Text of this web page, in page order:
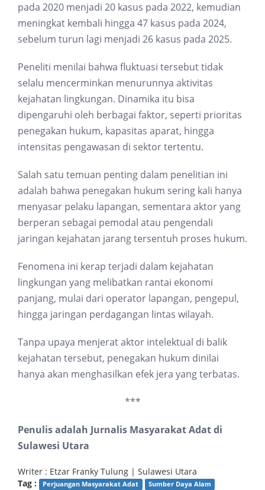
pada 2020 menjadi 20 kasus pada 2022, kemudian
meningkat kembali hingga 47 kasus pada 2024,
sebelum turun lagi menjadi 26 kasus pada 2025.
Peneliti menilai bahwa fluktuasi tersebut tidak
selalu mencerminkan menurunnya aktivitas
kejahatan lingkungan. Dinamika itu bisa
dipengaruhi oleh berbagai faktor, seperti prioritas
penegakan hukum, kapasitas aparat, hingga
intensitas pengawasan di sektor tertentu.
Salah satu temuan penting dalam penelitian ini
adalah bahwa penegakan hukum sering kali hanya
menyasar pelaku lapangan, sementara aktor yang
berperan sebagai pemodal atau pengendali
jaringan kejahatan jarang tersentuh proses hukum.
Fenomena ini kerap terjadi dalam kejahatan
lingkungan yang melibatkan rantai ekonomi
panjang, mulai dari operator lapangan, pengepul,
hingga jaringan perdagangan lintas wilayah.
Tanpa upaya menjerat aktor intelektual di balik
kejahatan tersebut, penegakan hukum dinilai
hanya akan menghasilkan efek jera yang terbatas.
***
Penulis adalah Jurnalis Masyarakat Adat di
Sulawesi Utara
Writer : Etzar Franky Tulung | Sulawesi Utara
Tag :
Perjuangan Masyarakat Adat
Sumber Daya Alam